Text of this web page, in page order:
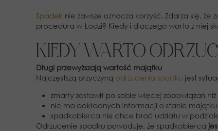
Spadek nie zawsze oznacza korzyść. Zdarza się,
procedura w Łodzi? Kiedy i dlaczego warto z niej
KIEDY WARTO
Długi przewyższają wartość majątku
Najczęstszą przyczyną odrzucenia spadku jest
zmarły zostawił po sobie więcej zobowiązań
nie ma dokładnych informacji o stanie majątku
spadkobierca nie chce brać udziału w
Odrzucenie spadku powoduje, że spadkobierca